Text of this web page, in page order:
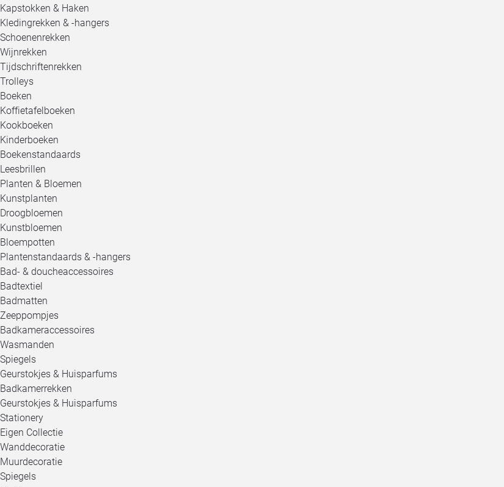
Kapstokken & Haken
Kledingrekken & -hangers
Schoenenrekken
Wijnrekken
Tijdschriftenrekken
Trolleys
Boeken
Koffietafelboeken
Kookboeken
Kinderboeken
Boekenstandaards
Leesbrillen
Planten & Bloemen
Kunstplanten
Droogbloemen
Kunstbloemen
Bloempotten
Plantenstandaards & -hangers
Bad- & doucheaccessoires
Badtextiel
Badmatten
Zeeppompjes
Badkameraccessoires
Wasmanden
Spiegels
Geurstokjes & Huisparfums
Badkamerrekken
Geurstokjes & Huisparfums
Stationery
Eigen Collectie
Wanddecoratie
Muurdecoratie
Spiegels